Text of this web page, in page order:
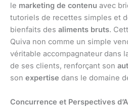
le marketing de contenu avec
tutoriels de recettes simples et
bienfaits des aliments bruts.
Quiva non comme un simple
véritable accompagnateur dans
de ses clients, renforçant son
son expertise dans le domaine
Concurrence et Perspectives